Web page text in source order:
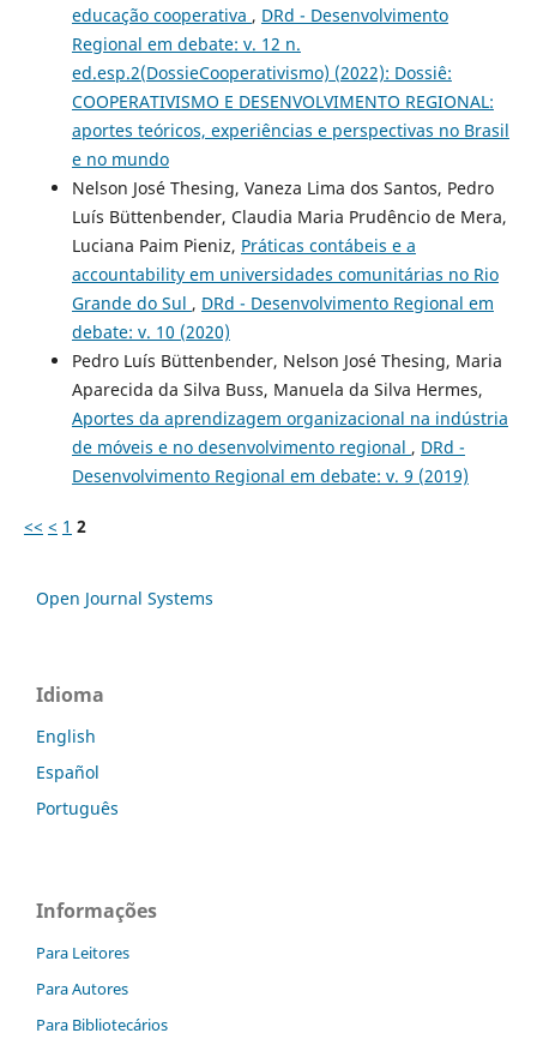
educação cooperativa , DRd - Desenvolvimento
Regional em debate: v. 12 n.
ed.esp.2(DossieCooperativismo) (2022): Dossiê:
COOPERATIVISMO E DESENVOLVIMENTO REGIONAL:
aportes teóricos, experiências e perspectivas no Brasil
e no mundo
Nelson José Thesing, Vaneza Lima dos Santos, Pedro
Luís Büttenbender, Claudia Maria Prudêncio de Mera,
Luciana Paim Pieniz, Práticas contábeis e a
accountability em universidades comunitárias no Rio
Grande do Sul , DRd - Desenvolvimento Regional em
debate: v. 10 (2020)
Pedro Luís Büttenbender, Nelson José Thesing, Maria
Aparecida da Silva Buss, Manuela da Silva Hermes,
Aportes da aprendizagem organizacional na indústria
de móveis e no desenvolvimento regional , DRd -
Desenvolvimento Regional em debate: v. 9 (2019)
<< < 1 2
Open Journal Systems
Idioma
English
Español
Português
Informações
Para Leitores
Para Autores
Para Bibliotecários